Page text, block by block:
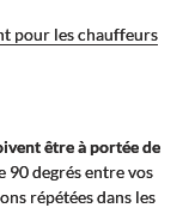
pour les chauffeurs
être à portée de
90 degrés entre vos
répétées dans les